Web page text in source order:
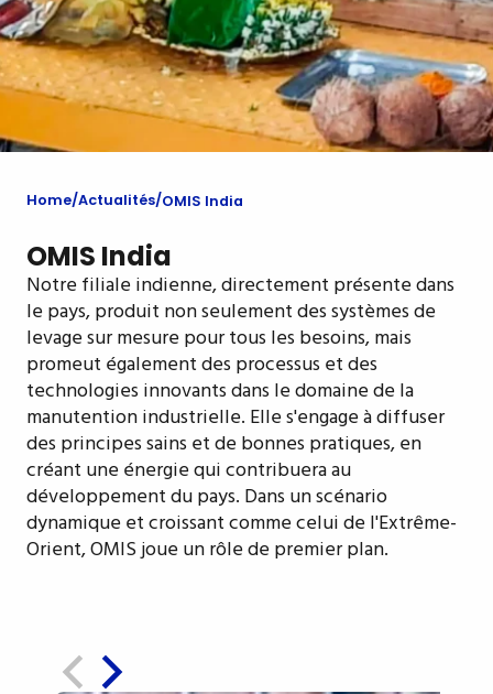
Home Actualités OMIS India
OMIS India
Notre filiale indienne, directement présente dans
le pays, produit non seulement des systèmes de
levage sur mesure pour tous les besoins, mais
promeut également des processus et des
technologies innovants dans le domaine de la
manutention industrielle. Elle s'engage à diffuser
des principes sains et de bonnes pratiques, en
créant une énergie qui contribuera au
développement du pays. Dans un scénario
dynamique et croissant comme celui de l'Extrême-
Orient, OMIS joue un rôle de premier plan.